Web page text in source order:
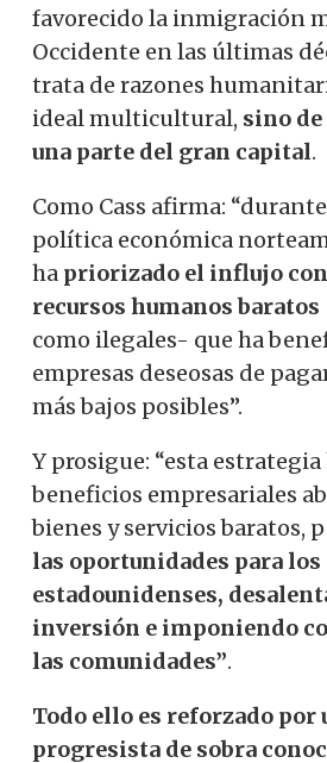
favorecido la inmigración
Occidente en las últimas
trata de razones
ideal multicultural, sino
una parte del gran capital.
Como Cass afirma:
política económica
ha priorizado el influjo
recursos humanos baratos
como ilegales- que ha
empresas deseosas de
más bajos posibles”.
Y prosigue: “esta
beneficios empresariales
bienes y servicios baratos,
las oportunidades para
estadounidenses,
inversión e imponiendo
las comunidades”.
Todo ello es reforzado por
progresista de sobra